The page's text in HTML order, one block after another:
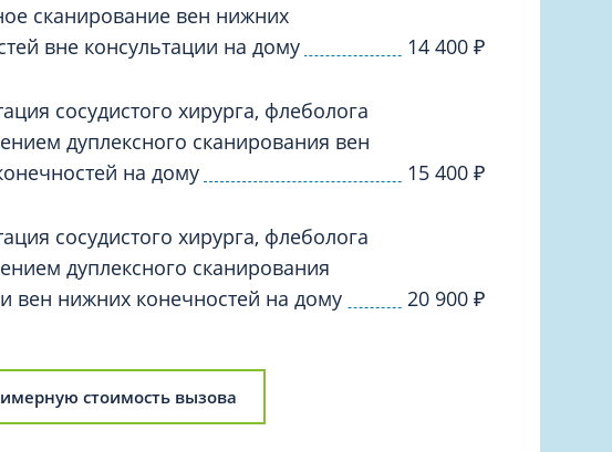
(сиделки)
Эндокринология
Эндоскопия
сканирование вен нижних
вне консультации на дому
14 400 ₽
сосудистого хирурга, флеболога
дуплексного сканирования вен
на дому
15 400 ₽
сосудистого хирурга, флеболога
дуплексного сканирования
вен нижних конечностей на дому
20 900 ₽
стоимость вызова